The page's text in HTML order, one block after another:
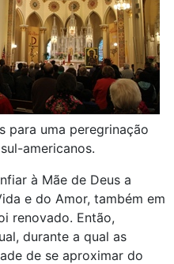
para uma peregrinação
americanos.
à Mãe de Deus a
e do Amor, também em
renovado. Então,
durante a qual as
de se aproximar do